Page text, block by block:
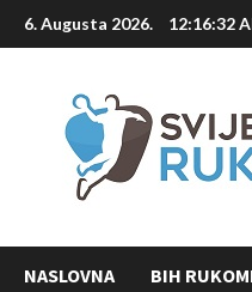
Skip
to
6. Augusta 2026. 12:16:33
NASLOVNA BIH